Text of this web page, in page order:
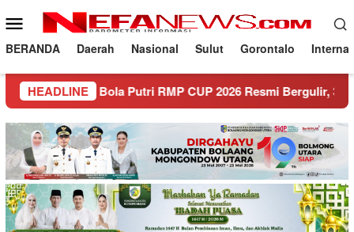
ke
konten
Menu
Mobile
BERANDA Daerah Nasional Sulut Gorontalo
HEADLINE
Sepak Bola Putri RMP CUP 2026 Resmi Bergulir, 30 Tim Siap